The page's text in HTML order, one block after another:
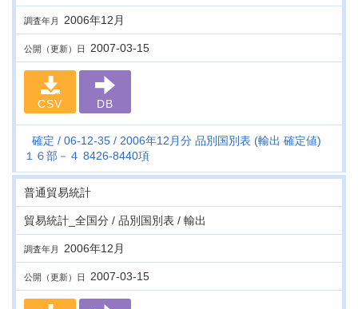
調査年月 2006年12月
公開（更新）日 2007-03-15
CSV DB
確定 06-12-35
2006年12月分 品別国別表 (輸出 確定値)
１６部－４ 8426-8440項
普通貿易統計
貿易統計_全国分 / 品別国別表 / 輸出
調査年月 2006年12月
公開（更新）日 2007-03-15